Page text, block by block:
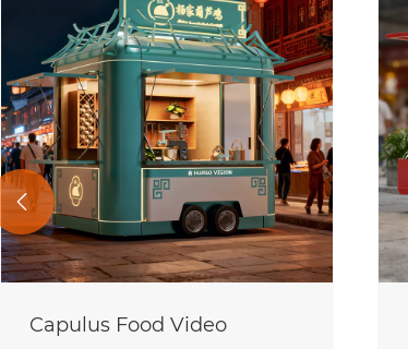
Capulus Food Video
